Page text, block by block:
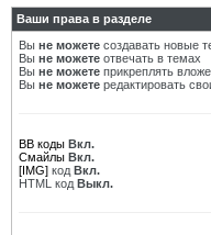
Ваши права в разделе
Вы не можете создавать новые
Вы не можете отвечать в темах
Вы не можете прикреплять
Вы не можете редактировать
BB коды Вкл.
Смайлы Вкл.
[IMG] код Вкл.
HTML код Выкл.